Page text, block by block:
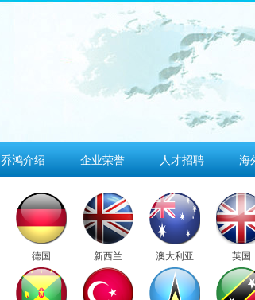
乔鸿介绍 企业荣誉 人才招聘 海
德国 新西兰 澳大利亚 英国